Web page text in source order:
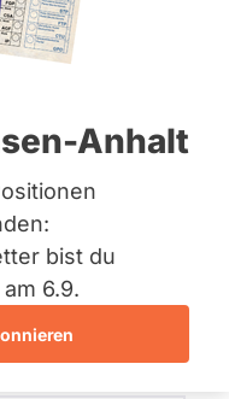
Anhalt
bist du
6.9.
der
angenommen.
Enthaltung.